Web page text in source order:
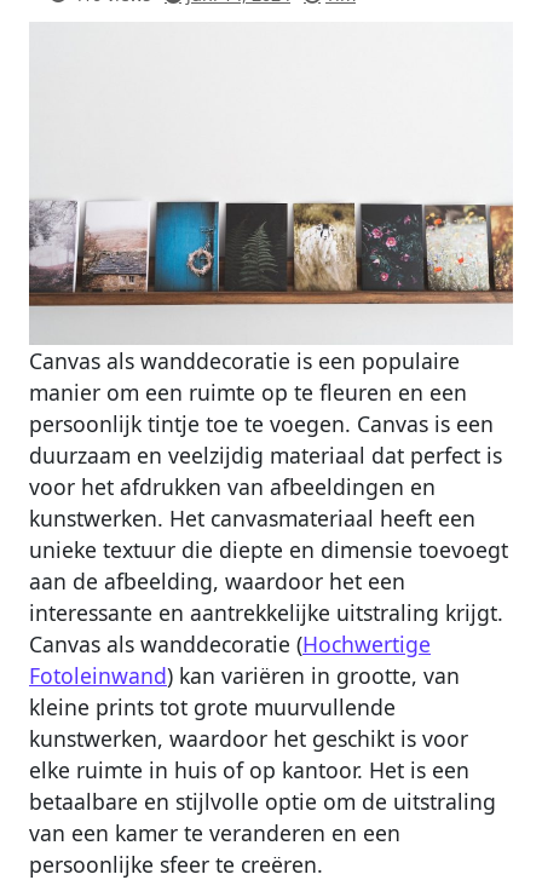
Canvas als wanddecoratie is een populaire
manier om een ruimte op te fleuren en een
persoonlijk tintje toe te voegen. Canvas is een
duurzaam en veelzijdig materiaal dat perfect is
voor het afdrukken van afbeeldingen en
kunstwerken. Het canvasmateriaal heeft een
unieke textuur die diepte en dimensie toevoegt
aan de afbeelding, waardoor het een
interessante en aantrekkelijke uitstraling krijgt.
Canvas als wanddecoratie (Hochwertige
Fotoleinwand) kan variëren in grootte, van
kleine prints tot grote muurvullende
kunstwerken, waardoor het geschikt is voor
elke ruimte in huis of op kantoor. Het is een
betaalbare en stijlvolle optie om de uitstraling
van een kamer te veranderen en een
persoonlijke sfeer te creëren.